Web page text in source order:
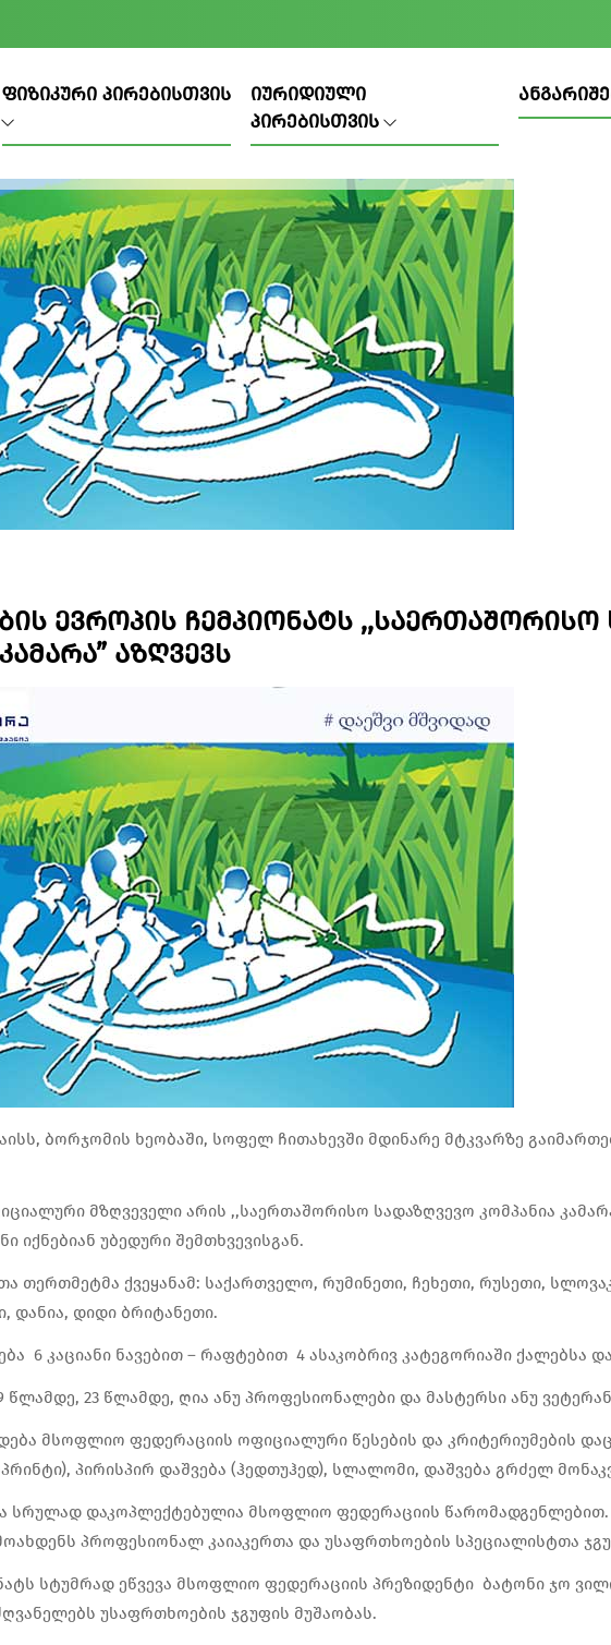
ᲤᲘᲖᲘᲙᲣᲠᲘ ᲞᲘᲠᲔᲑᲘᲡᲗᲕᲘᲡ
ᲘᲣᲠᲘᲓᲘᲣᲚᲘ
ᲞᲘᲠᲔᲑᲘᲡᲗᲕᲘᲡ
ევროპის ჩემპიონატს ,,საერთაშორისო
აზღვევს
ბორჯომის ხეობაში, სოფელ ჩითახევში მდინარე მტკვარზე
მზღვეველი არის ,,საერთაშორისო სადაზღვევო კომპანია
იქნებიან უბედური შემთხვევისგან.
თერთმეტმა ქვეყანამ: საქართველო, რუმინეთი, ჩეხეთი, რუსეთი,
დანია, დიდი ბრიტანეთი.
6 კაციანი ნავებით – რაფტებით 4 ასაკობრივ კატეგორიაში ქალებსა და
წლამდე, 23 წლამდე, ღია ანუ პროფესიონალები და მასტერსი ანუ
მსოფლიო ფედერაციის ოფიციალური წესების და კრიტერიუმების
პირისპირ დაშვება (ჰედთუჰედ), სლალომი, დაშვება გრძელ
სრულად დაკოპლექტებულია მსოფლიო ფედერაციის წარომადგენლებით.
პროფესიონალ კაიაკერთა და უსაფრთხოების სპეციალისტთა
სტუმრად ეწვევა მსოფლიო ფედერაციის პრეზიდენტი ბატონი ჯო
უსაფრთხოების ჯგუფის მუშაობას.